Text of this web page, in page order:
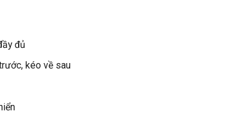
đủ
kéo về sau